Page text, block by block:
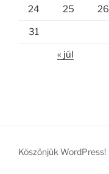
24 25 26
31
« júl
Köszönjük WordPress!